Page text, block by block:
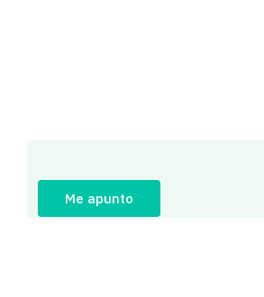
Me apunto